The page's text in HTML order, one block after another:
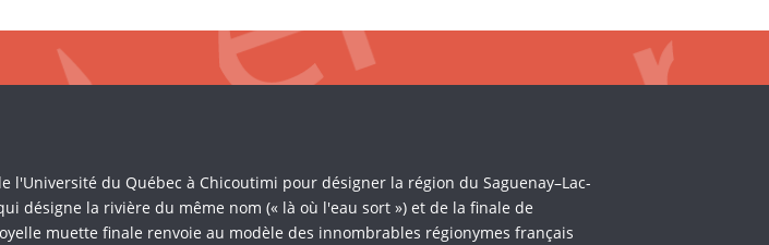
l'Université du Québec à Chicoutimi pour désigner la région du Saguenay–Lac-
désigne la rivière du même nom (« là où l'eau sort ») et de la finale de
muette finale renvoie au modèle des innombrables régionymes français